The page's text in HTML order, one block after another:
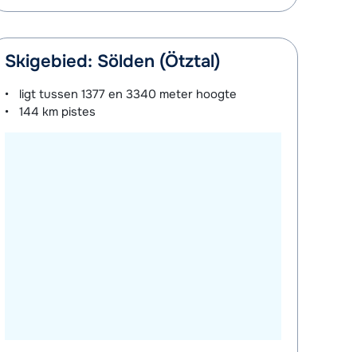
Skigebied: Sölden (Ötztal)
ligt tussen1377 en 3340 meter hoogte
144 km pistes